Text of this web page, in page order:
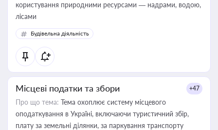
користування природними ресурсами — надрами, водою,
лісами
Будівельна діяльність
Місцеві податки та збори +47
Про що тема: Тема охоплює систему місцевого
оподаткування в Україні, включаючи туристичний збір,
плату за земельні ділянки, за паркування транспорту